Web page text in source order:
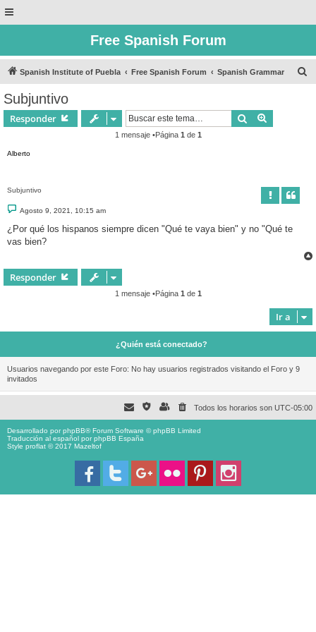
Free Spanish Forum
Spanish Institute of Puebla Free Spanish Forum Spanish Grammar
Subjuntivo
Responder Buscar
1 mensaje •Página 1 de 1
Alberto
Subjuntivo
M
e
s
a
Agosto 9, 2021, 10:15 am
¿Por qué los hispanos siempre dicen "Qué te vaya bien" y no "Qué te
vas bien?
Responder
1 mensaje •Página 1 de 1
Ir a
¿Quién está conectado?
Usuarios navegando por este Foro: No hay usuarios registrados visitando el Foro y 9
invitados
Todos los horarios son UTC-05:00
Desarrollado porphpBB® Forum Software © phpBB Limited
Traducción al español porphpBB España
Style proflat © 2017 Mazeltof